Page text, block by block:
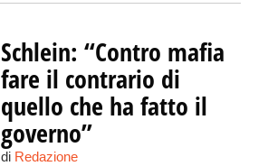
Schlein: “Contro mafia
fare il contrario di
quello che ha fatto il
governo”
di Redazione